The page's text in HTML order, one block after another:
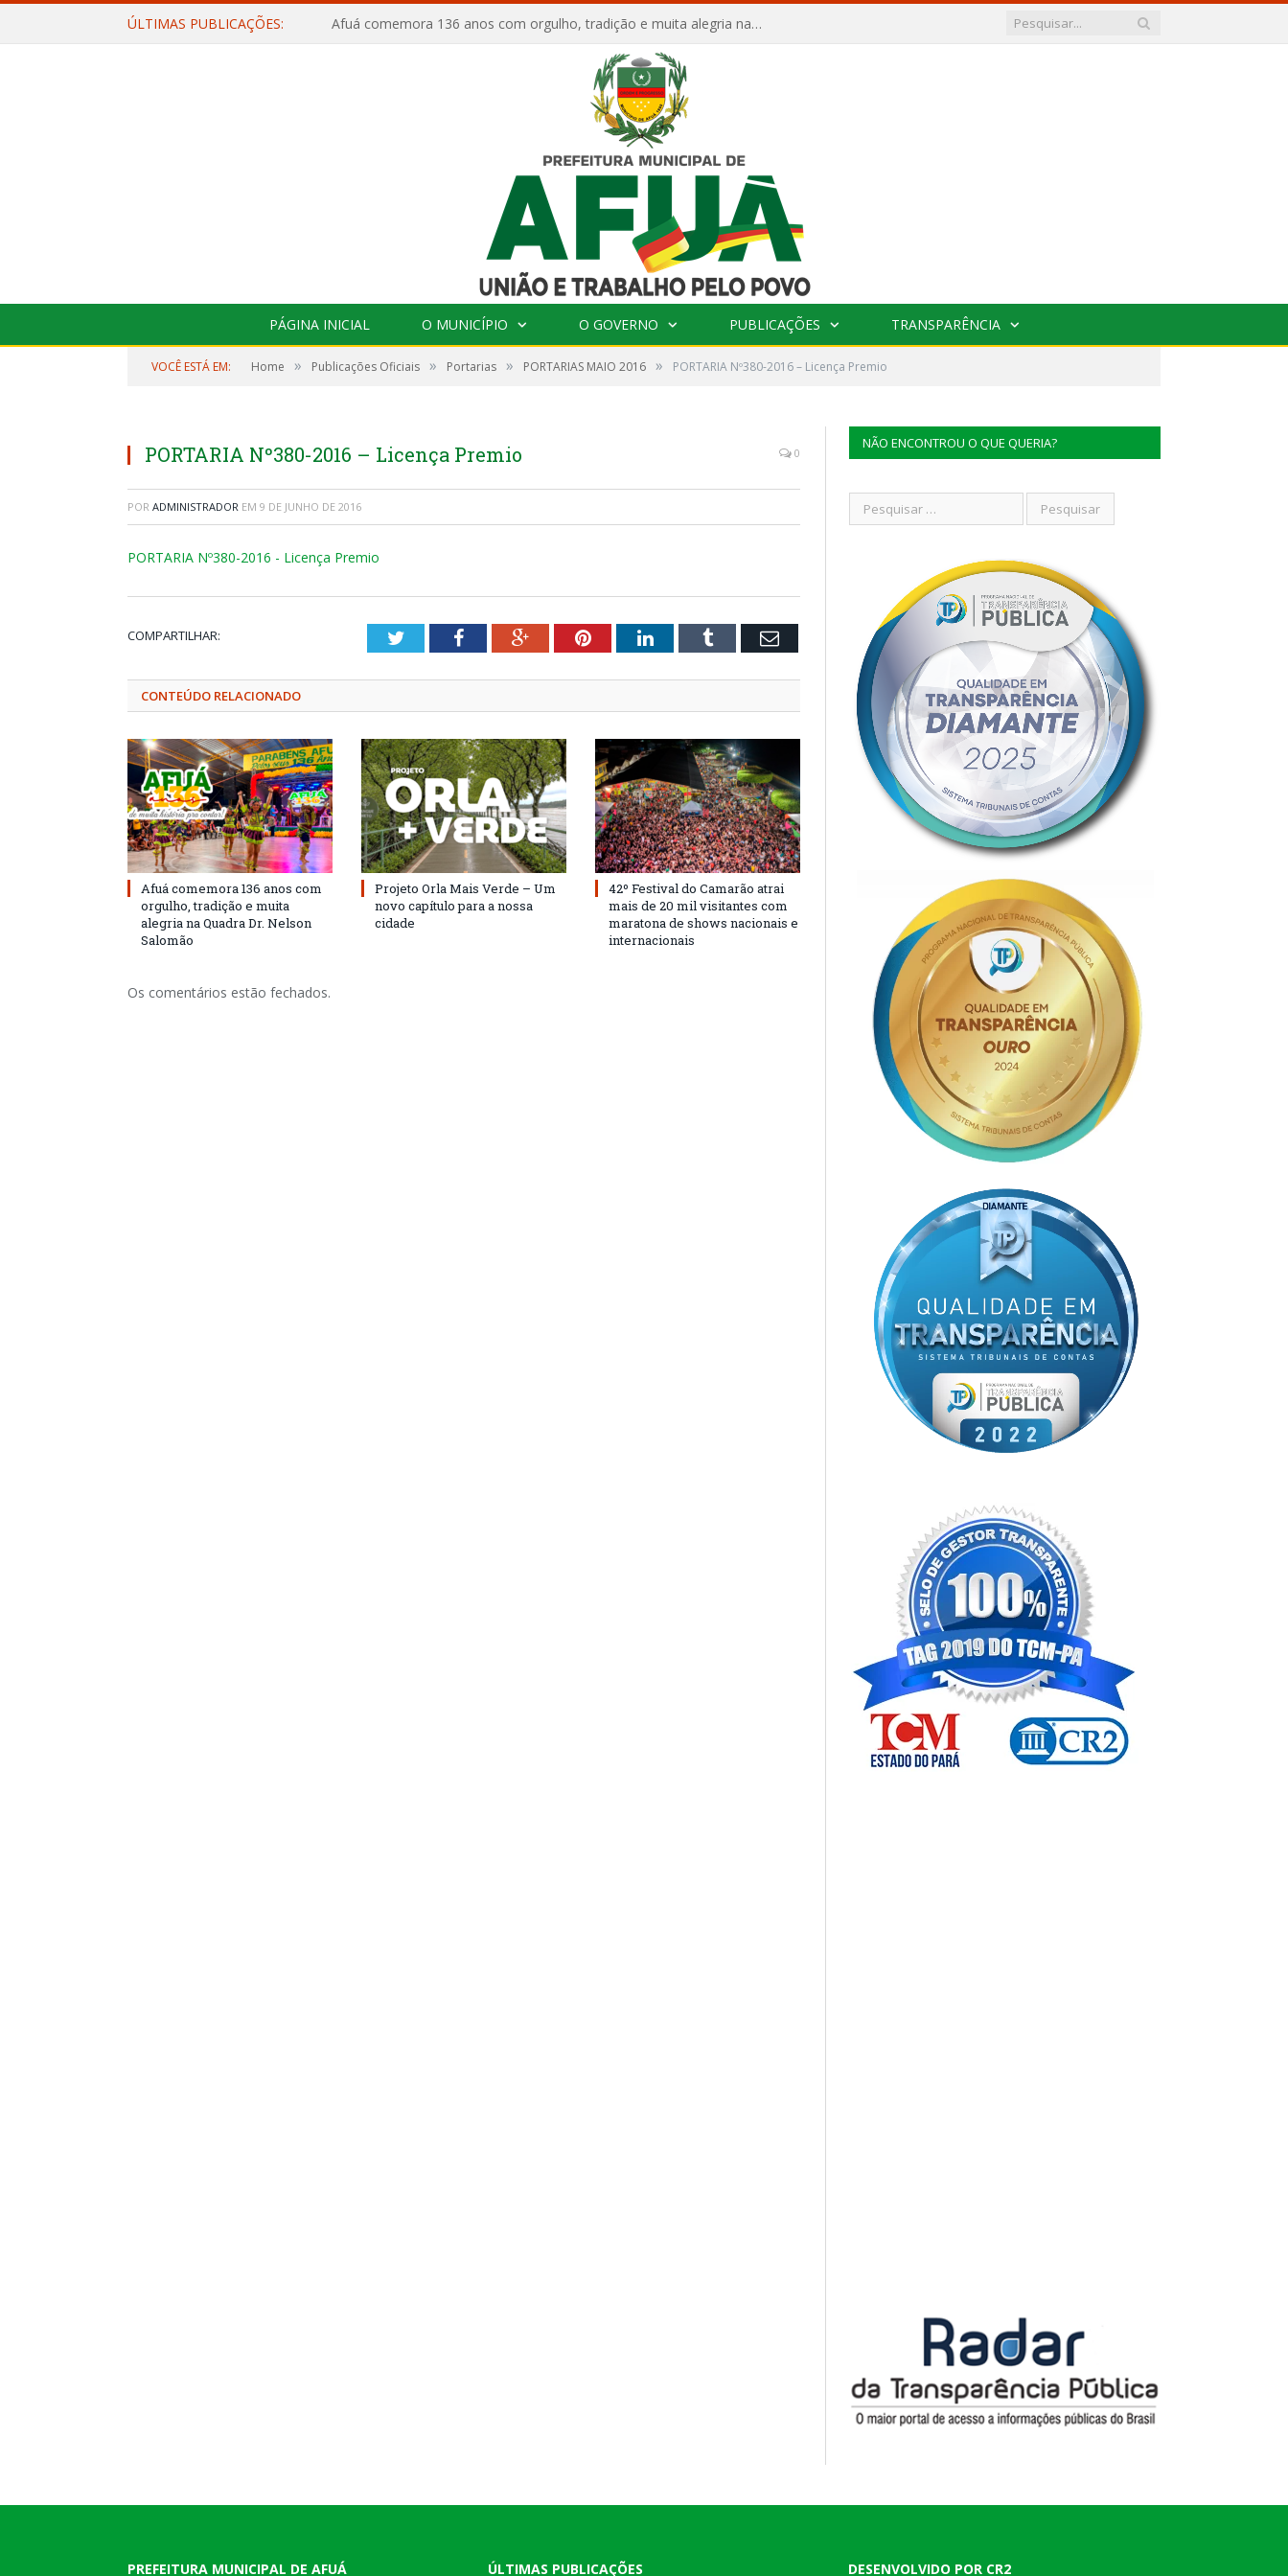
ÚLTIMAS PUBLICAÇÕES: Afuá comemora 136 anos com orgulho, tradição e muita alegria na Quadra Dr. Nelson Salomão
PÁGINA INICIAL O MUNICÍPIO O GOVERNO PUBLICAÇÕES TRANSPARÊNCIA
VOCÊ ESTÁ EM: Home » Publicações Oficiais » Portarias » PORTARIAS MAIO 2016 » PORTARIA Nº380-2016 – Licença Premio
PORTARIA Nº380-2016 – Licença Premio 0
POR ADMINISTRADOR EM 9 DE JUNHO DE 2016
PORTARIA Nº380-2016 - Licença Premio
COMPARTILHAR: TwitterFacebookGoogle+PinterestLinkedInTumblr Email
CONTEÚDO RELACIONADO
Afuá comemora 136 anos com
orgulho, tradição e muita
alegria na Quadra Dr. Nelson
Salomão
Projeto Orla Mais Verde – Um
novo capítulo para a nossa
cidade
42º Festival do Camarão atrai
mais de 20 mil visitantes com
maratona de shows nacionais e
internacionais
Os comentários estão fechados.
NÃO ENCONTROU O QUE QUERIA?
PREFEITURA MUNICIPAL DE AFUÁ ÚLTIMAS PUBLICAÇÕES DESENVOLVIDO POR CR2